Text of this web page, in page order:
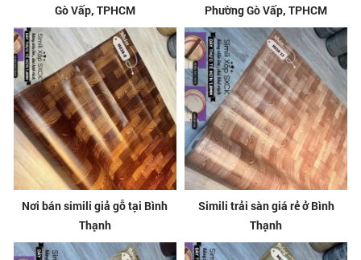
Gò Vấp, TPHCM
Phường Gò Vấp, TPHCM
Nơi bán simili giả gỗ tại Bình
Thạnh
Simili trải sàn giá rẻ ở Bình
Thạnh